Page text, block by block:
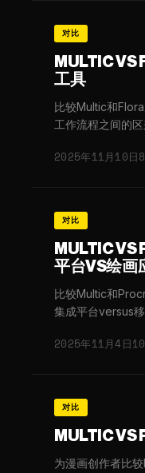
对比
MULTIC VS
工具
比较Multic和
工作流程之间的区
2025年11月10日
对比
MULTIC VS
平台VS绘画
比较Multic和
集成平台versus移
2025年11月4日
对比
MULTIC VS
为漫画创作者比